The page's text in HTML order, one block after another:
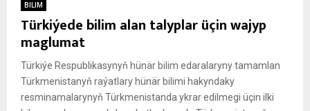
BILIM
Türkiýede bilim alan talyplar üçin wajyp
maglumat
Türkiýe Respublikasynyň hünär bilim edaralaryny tamamlan
Türkmenistanyň raýatlary hünär bilimi hakyndaky
resminamalarynyň Türkmenistanda ykrar edilmegi üçin ilki